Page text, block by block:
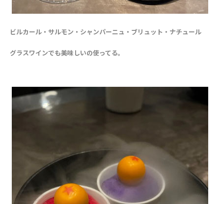
ビルカール・サルモン・シャンパーニュ・ブリュット・ナチュール
グラスワインでも美味しいの使ってる。